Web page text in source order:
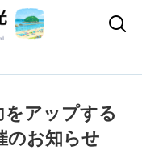
をアップする
のお知らせ